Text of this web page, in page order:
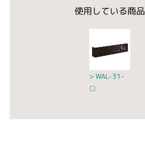
使用している商品
WAL-31-
□